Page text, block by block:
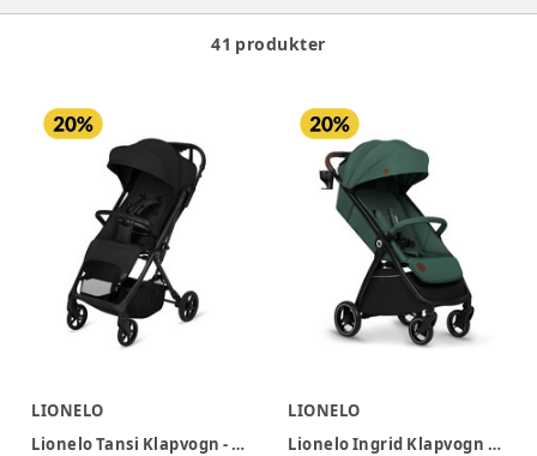
41 produkter
LIONELO
Lionelo Tansi Klapvogn - Black Onyx
LIONELO
Lionelo Ingrid Klapvogn - Green Emerald